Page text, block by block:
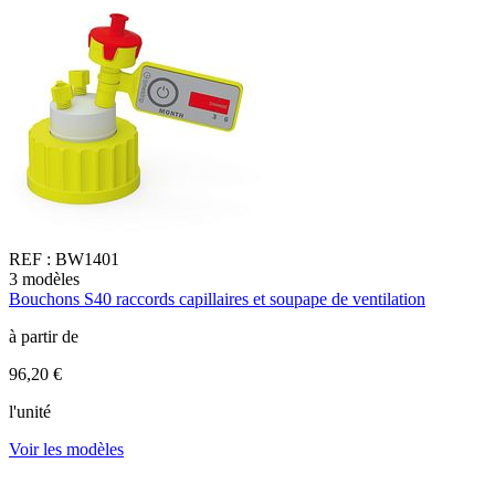
REF : BW1401
3 modèles
Bouchons S40 raccords capillaires et soupape de ventilation
à partir de
96,20 €
l'unité
Voir les modèles